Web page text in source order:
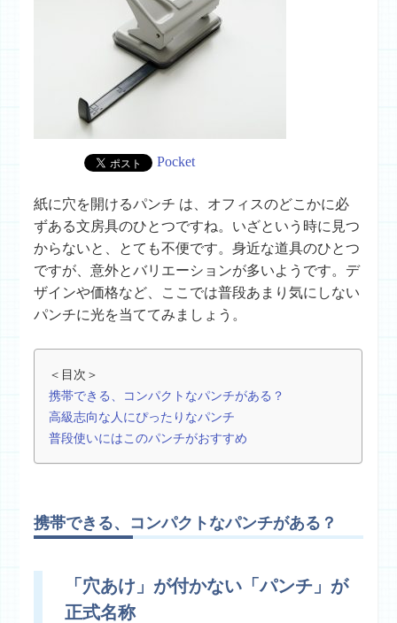
Pocket
紙に穴を開けるパンチ は、オフィスのどこかに必
ずある文房具のひとつですね。いざという時に見つ
からないと、とても不便です。身近な道具のひとつ
ですが、意外とバリエーションが多いようです。デ
ザインや価格など、ここでは普段あまり気にしない
パンチに光を当ててみましょう。
＜目次＞
携帯できる、コンパクトなパンチがある？
高級志向な人にぴったりなパンチ
普段使いにはこのパンチがおすすめ
携帯できる、コンパクトなパンチがある？
「穴あけ」が付かない「パンチ」が
正式名称